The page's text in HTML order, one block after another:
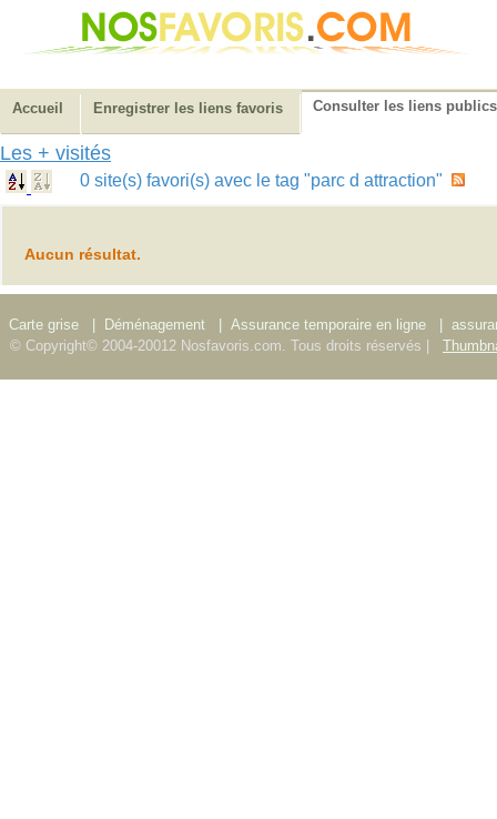
Accueil Enregistrer les liens favoris Consulter les liens publics
Les + visités
0 site(s) favori(s) avec le tag "parc d attraction"
Aucun résultat.
Carte grise Déménagement Assurance temporaire en ligne
© Copyright© 2004-20012 Nosfavoris.com. Tous droits réservés |